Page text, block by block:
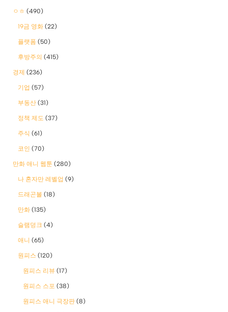
ㅇㅎ (490)
19금 영화 (22)
플랫폼 (50)
후방주의 (415)
경제 (236)
기업 (57)
부동산 (31)
정책 제도 (37)
주식 (61)
코인 (70)
만화 애니 웹툰 (280)
나 혼자만 레벨업 (9)
드래곤볼 (18)
만화 (135)
슬램덩크 (4)
애니 (65)
원피스 (120)
원피스 리뷰 (17)
원피스 스포 (38)
원피스 애니 극장판 (8)